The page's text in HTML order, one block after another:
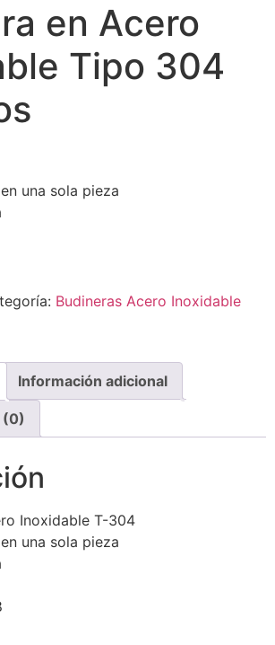
en Acero
Tipo 304
una sola pieza
Budineras Acero Inoxidable
Información adicional
(0)
Inoxidable T-304
una sola pieza